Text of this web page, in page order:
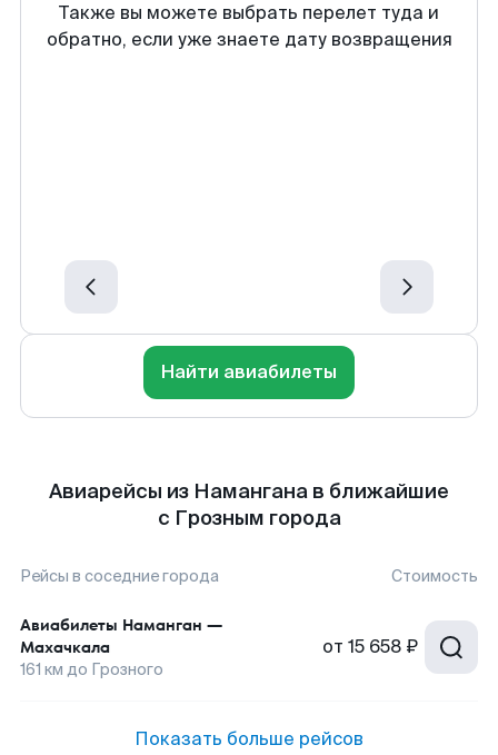
Также вы можете выбрать перелет туда и
обратно, если уже знаете дату возвращения
Найти авиабилеты
Авиарейсы из Намангана в ближайшие
с Грозным города
Рейсы в соседние города Стоимость
Авиабилеты Наманган —
Махачкала
161 км до Грозного
от 15 658 ₽
Показать больше рейсов